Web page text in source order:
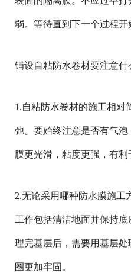
弱。等待直到下一个过程开
铺设自粘防水卷材要注意什
1.自粘防水卷材的施工相对
弛。要始终注意是否有气
膜更光滑，粘度更强，有利
2.无论采用哪种防水膜施工
工作包括清洁地面并保持
理完基层后，需要用基层
圈更加牢固。